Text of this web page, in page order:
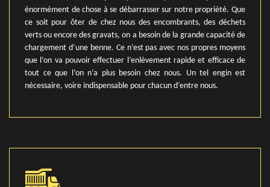
énormément de chose à se débarrasser sur notre propriété. Que
ce soit pour ôter de chez nous des encombrants, des déchets
verts ou encore des gravats, on a besoin de la grande capacité de
chargement d’une benne. Ce n’est pas avec nos propres moyens
que l’on va pouvoir effectuer l’enlèvement rapide et efficace de
tout ce que l’on n’a plus besoin chez nous. Un tel engin est
nécessaire, voire indispensable pour chacun d’entre nous.